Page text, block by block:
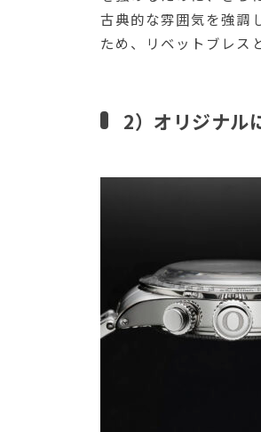
古典的な雰囲気を強調
ため、リベットブレス
2）オリジナル